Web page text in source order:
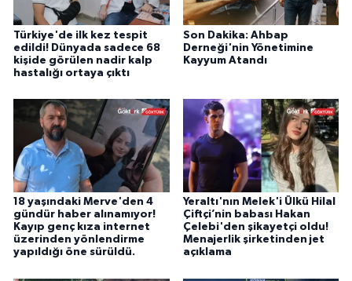
Türkiye'de ilk kez tespit
edildi! Dünyada sadece 68
kişide görülen nadir kalp
hastalığı ortaya çıktı
Son Dakika: Ahbap
Derneği'nin Yönetimine
Kayyum Atandı
18 yaşındaki Merve'den 4
gündür haber alınamıyor!
Kayıp genç kıza internet
üzerinden yönlendirme
yapıldığı öne sürüldü.
Yeraltı'nın Melek'i Ülkü Hilal
Çiftçi’nin babası Hakan
Çelebi'den şikayetçi oldu!
Menajerlik şirketinden jet
açıklama